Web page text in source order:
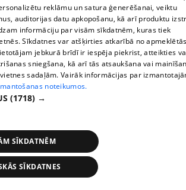
dienām
reklāmu un satura ģenerēšanai, veiktu
auditorijas datu apkopošanu, kā arī produktu
informāciju par visām sīkdatnēm, kuras tiek
Sīkdatnes var atšķirties atkarībā no
jebkurā brīdī ir iespēja piekrist, atteikties
sniegšana, kā arī tās atsaukšana vai
sadaļām. Vairāk informācijas par
noteikumos.
(1718) →
SĪKDATNĒM
SĪKDATNES